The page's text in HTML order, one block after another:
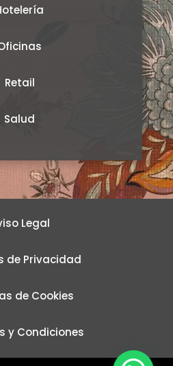
Retail
Salud
Legal
de Privacidad
de Cookies
y Condiciones